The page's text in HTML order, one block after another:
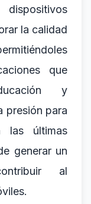
la calidad
que
y
presión para
las últimas
generar un
al